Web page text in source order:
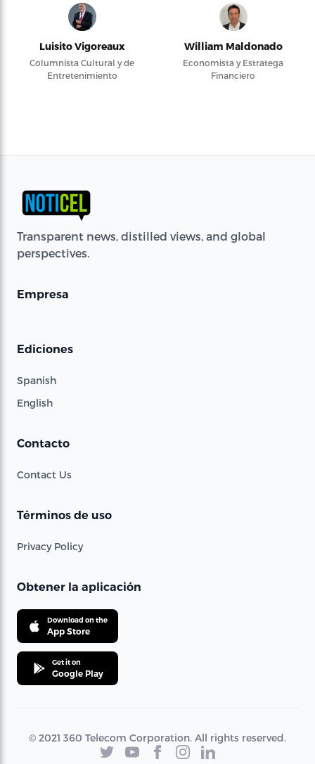
Luisito Vigoreaux
Columnista Cultural y de
Entretenimiento
William Maldonado
Economista y Estratega
Financiero
Transparent news, distilled views, and global
perspectives.
Empresa
Ediciones
Spanish
English
Contacto
Contact Us
Términos de uso
Privacy Policy
Obtener la aplicación
Download on the
App Store
Get it on
Google Play
© 2021 360 Telecom Corporation. All rights reserved.